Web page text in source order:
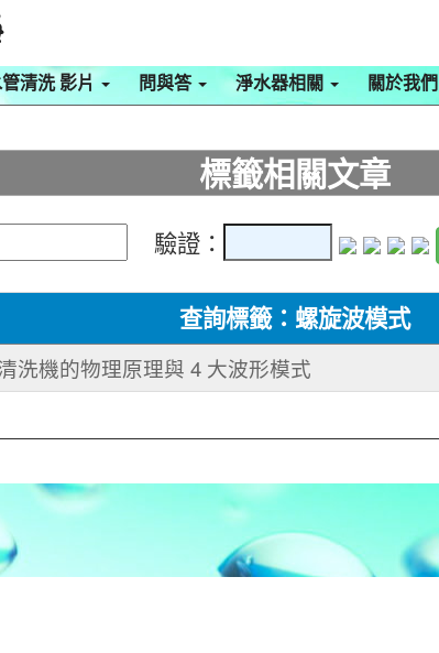
清洗 影片 問與答 淨水器相關 關於我們
標籤相關文章
驗證：
查詢標籤：螺旋波模式
洗機的物理原理與 4 大波形模式